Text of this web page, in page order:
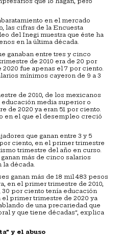
en el mercado
las cifras de la Encuesta
del Inegi muestra que éste ha
en la última década.
ganaban entre tres y cinco
de 2010 era de 20 por
fue apenas el 7 por ciento.
mínimos cayeron de 9 a 3
de 2010, de los mexicanos
media superior o
de 2020 ya eran 51 por ciento.
en el que el desempleo creció
que ganan entre 3 y 5
ciento, en el primer trimestre
trimestre del año en curso.
más de cinco salarios
la década.
ganan más de 18 mil 483 pesos
en el primer trimestre de 2010,
por ciento tenía educación
el primer trimestre de 2020 ya
de una precariedad que
y que tiene décadas”, explica
y el abuso